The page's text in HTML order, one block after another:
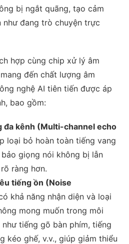
bị ngắt quãng, tạo cảm
đang trò chuyện trực
hợp cùng chip xử lý âm
đến chất lượng âm
nghệ AI tiên tiến được áp
bao gồm:
đa kênh (Multi-channel echo
loại bỏ hoàn toàn tiếng vang
giọng nói không bị lẫn
ràng hơn.
tiếng ồn (Noise
khả năng nhận diện và loại
mong muốn trong môi
tiếng gõ bàn phím, tiếng
kéo ghế, v.v., giúp giảm thiểu